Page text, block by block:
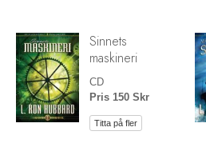
Sinnets
maskineri
CD
Pris 150 Skr
Titta på fler